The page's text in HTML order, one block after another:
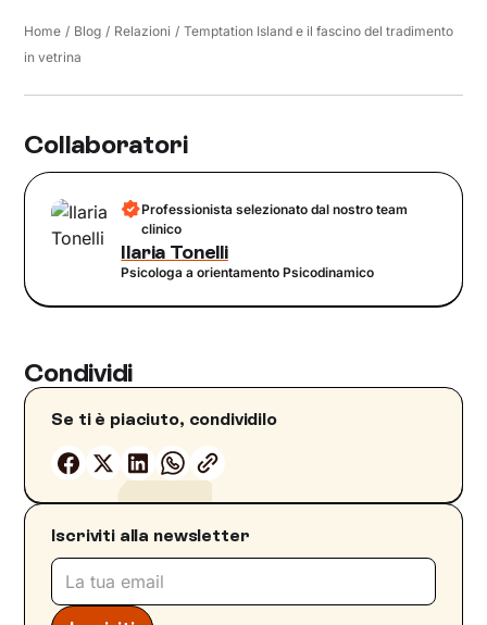
Home / Blog / Relazioni / Temptation Island e il fascino del tradimento
in vetrina
Collaboratori
Professionista selezionato dal nostro team
clinico
Ilaria Tonelli
Psicologa a orientamento Psicodinamico
Condividi
Se ti è piaciuto, condividilo
Iscriviti alla newsletter